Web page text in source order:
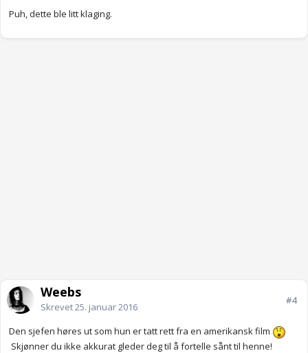
Puh, dette ble litt klaging.
Weebs
Skrevet25. januar 2016
#4
Den sjefen høres ut som hun er tatt rett fra en amerikansk film
Skjønner du ikke akkurat gleder deg til å fortelle sånt til henne!